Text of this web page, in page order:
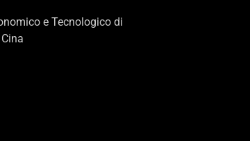
e Tecnologico di